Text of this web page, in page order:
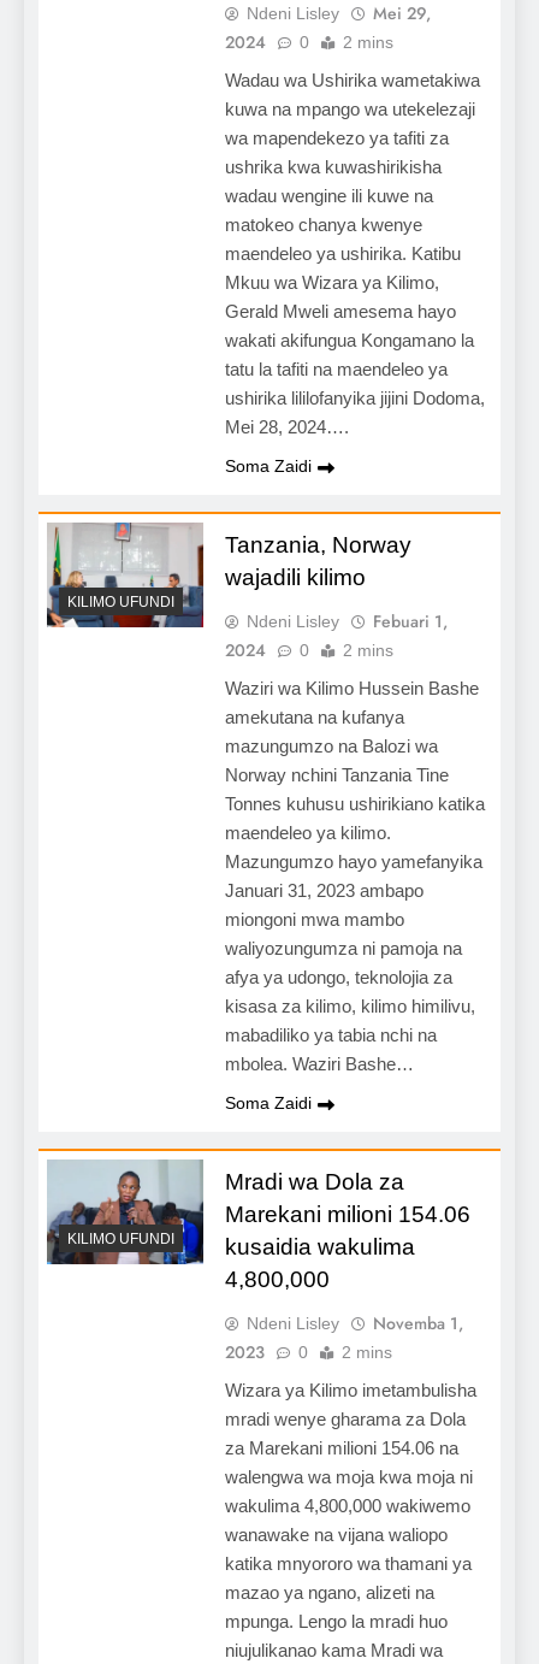
Ndeni Lisley
Mei 29,
2024
0 2 mins
Wadau wa Ushirika wametakiwa
kuwa na mpango wa utekelezaji
wa mapendekezo ya tafiti za
ushrika kwa kuwashirikisha
wadau wengine ili kuwe na
matokeo chanya kwenye
maendeleo ya ushirika. Katibu
Mkuu wa Wizara ya Kilimo,
Gerald Mweli amesema hayo
wakati akifungua Kongamano la
tatu la tafiti na maendeleo ya
ushirika lililofanyika jijini Dodoma,
Mei 28, 2024….
Soma Zaidi
KILIMO UFUNDI
Tanzania, Norway
wajadili kilimo
Ndeni Lisley
Febuari 1,
2024
0 2 mins
Waziri wa Kilimo Hussein Bashe
amekutana na kufanya
mazungumzo na Balozi wa
Norway nchini Tanzania Tine
Tonnes kuhusu ushirikiano katika
maendeleo ya kilimo.
Mazungumzo hayo yamefanyika
Januari 31, 2023 ambapo
miongoni mwa mambo
waliyozungumza ni pamoja na
afya ya udongo, teknolojia za
kisasa za kilimo, kilimo himilivu,
mabadiliko ya tabia nchi na
mbolea. Waziri Bashe…
Soma Zaidi
KILIMO UFUNDI
Mradi wa Dola za
Marekani milioni 154.06
kusaidia wakulima
4,800,000
Ndeni Lisley
Novemba 1,
2023
0 2 mins
Wizara ya Kilimo imetambulisha
mradi wenye gharama za Dola
za Marekani milioni 154.06 na
walengwa wa moja kwa moja ni
wakulima 4,800,000 wakiwemo
wanawake na vijana waliopo
katika mnyororo wa thamani ya
mazao ya ngano, alizeti na
mpunga. Lengo la mradi huo
niujulikanao kama Mradi wa